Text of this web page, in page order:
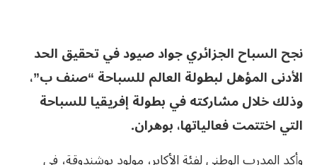
نجح السباح الجزائري جواد صيود في تحقيق الحد
الأدنى المؤهل لبطولة العالم للسباحة “صنف ب”،
وذلك خلال مشاركته في بطولة إفريقيا للسباحة
التي اختتمت فعالياتها، بوهران.